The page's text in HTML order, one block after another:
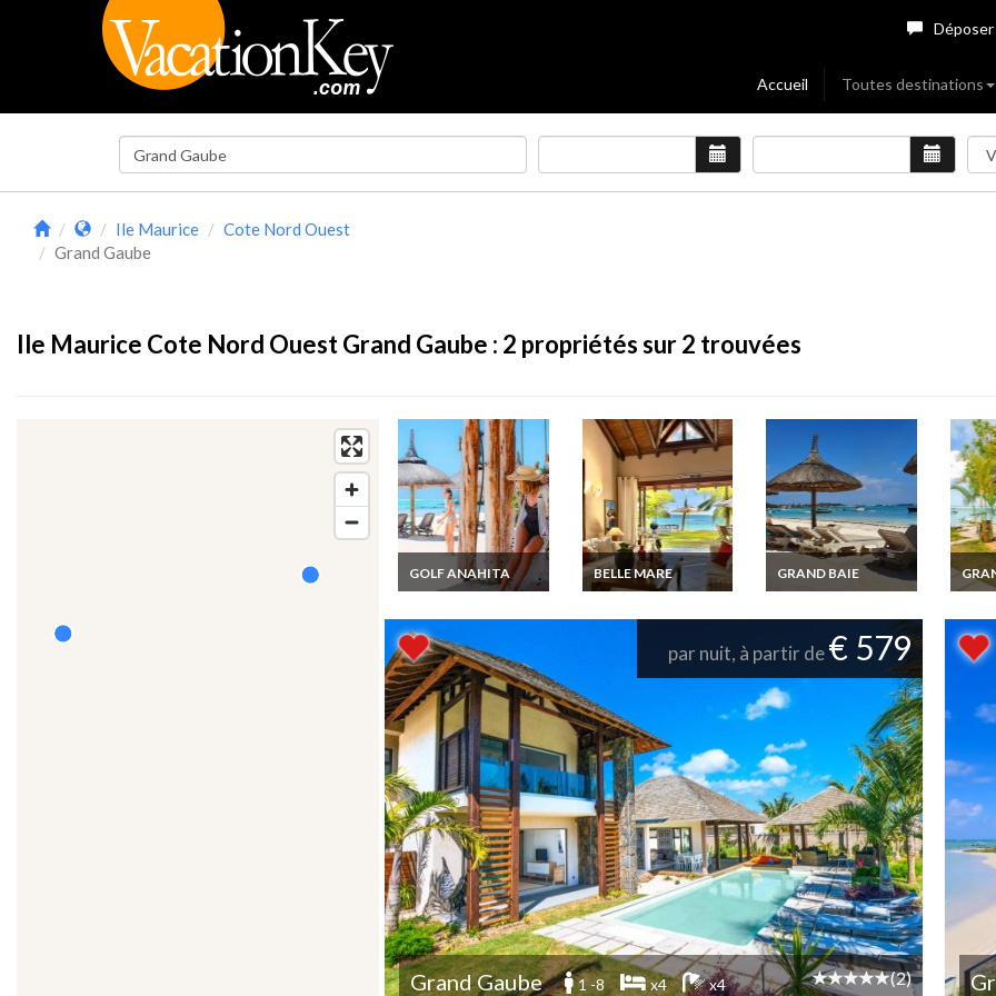
Accueil Toutes destinations
Ile Maurice
Cote Nord Ouest
Grand Gaube
Ile Maurice Cote Nord Ouest Grand Gaube : 2 propriétés sur 2 trouvées
GOLF ANAHITA
Ile Maurice Location
Piscine Privée Plage
& personnel
BELLE MARE
Location Villa Ile
GRAND BAIE
Location villa Ile
privée et accès plage
privée Grand Baie
l'eau
par nuit, à partir de€ 579
Grand Gaube 1 -8 x4 x4 (2)